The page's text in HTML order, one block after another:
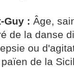
Guy : Âge,
de la danse
ou
de la